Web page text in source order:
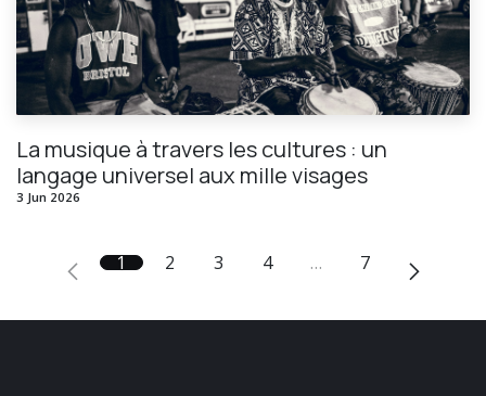
La musique à travers les cultures : un
langage universel aux mille visages
3 Jun 2026
1 2 3 4 … 7